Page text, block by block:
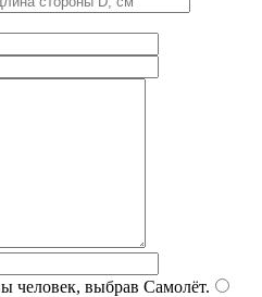
человек, выбрав Самолёт.